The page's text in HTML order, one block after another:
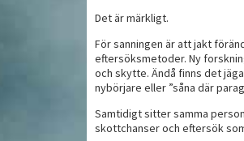
Det är märkligt.
För sanningen är att jakt
eftersöksmetoder. Ny
och skytte. Ändå finns det
nybörjare eller ”såna där
Samtidigt sitter samma
skottchanser och eftersök
Viltrullader